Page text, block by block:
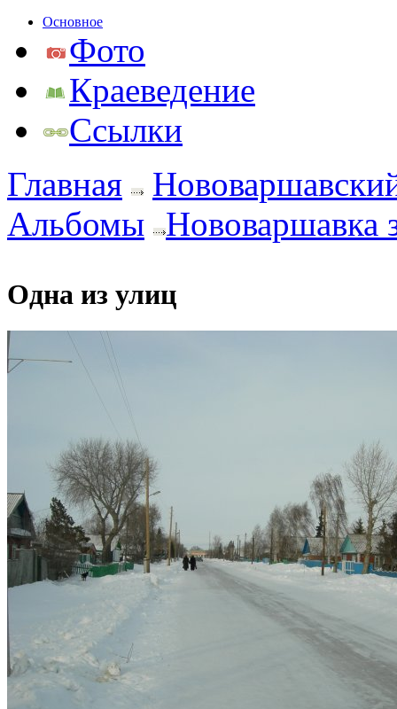
Основное
Фото
Краеведение
Ссылки
Главная
Альбомы Нововаршавка
Одна из улиц